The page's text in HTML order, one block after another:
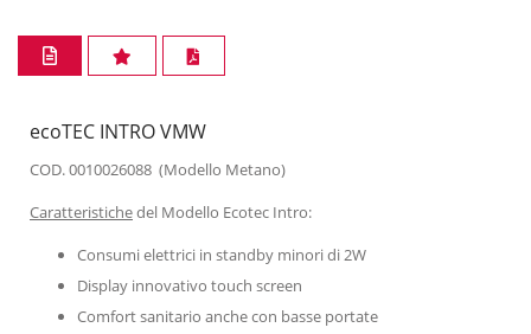
ecoTEC INTRO VMW
COD. 0010026088 (Modello Metano)
Caratteristichedel Modello Ecotec Intro:
Consumi elettrici in standby minori di 2W
Display innovativo touch screen
Comfort sanitario anche con basse portate